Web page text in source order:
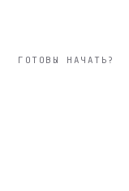
ГОТОВЫ НАЧАТЬ?